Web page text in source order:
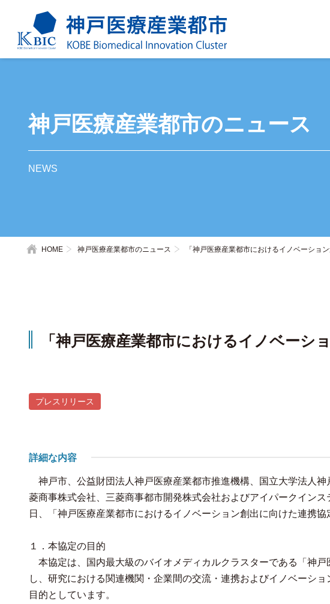
神戸医療産業都市のニュース
NEWS
HOME 神戸医療産業都市のニュース 「神戸医療産業都市におけるイノベーショ
「神戸医療産業都市におけるイノベーシ
プレスリリース
詳細な内容
神戸市、公益財団法人神戸医療産業都市推進機構、国立大学法人
菱商事株式会社、三菱商事都市開発株式会社およびアイパークイン
日、「神戸医療産業都市におけるイノベーション創出に向けた連携協
１．本協定の目的
本協定は、国内最大級のバイオメディカルクラスターである「神
し、研究における関連機関・企業間の交流・連携およびイノベーシ
目的としています。